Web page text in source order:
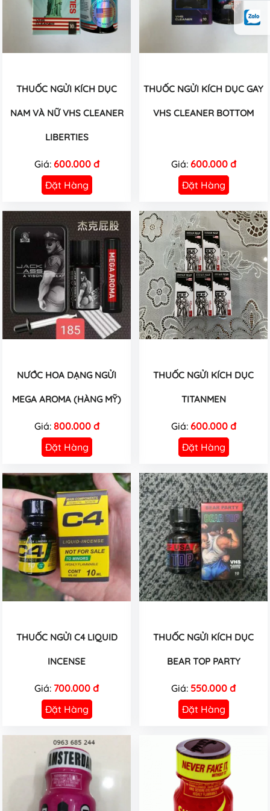
THUỐC NGỬI KÍCH DỤC
NAM VÀ NỮ VHS CLEANER
LIBERTIES
Giá: 600.000 đ
Đặt Hàng
THUỐC NGỬI KÍCH DỤC GAY
VHS CLEANER BOTTOM
Giá: 600.000 đ
Đặt Hàng
NƯỚC HOA DẠNG NGỬI
MEGA AROMA (HÀNG MỸ)
Giá: 800.000 đ
Đặt Hàng
THUỐC NGỬI KÍCH DỤC
TITANMEN
Giá: 600.000 đ
Đặt Hàng
THUỐC NGỬI C4 LIQUID
INCENSE
Giá: 700.000 đ
Đặt Hàng
THUỐC NGỬI KÍCH DỤC
BEAR TOP PARTY
Giá: 550.000 đ
Đặt Hàng